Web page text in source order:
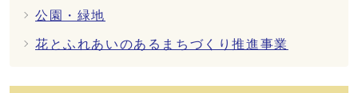
公園・緑地
花とふれあいのあるまちづくり推進事業